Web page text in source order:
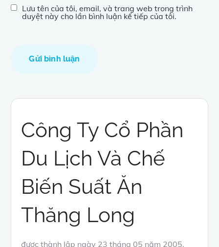
Lưu tên của tôi, email, và trang web trong trình
duyệt này cho lần bình luận kế tiếp của tôi.
Công Ty Cổ Phần
Du Lịch Và Chế
Biến Suất Ăn
Thăng Long
được thành lập ngày 23 tháng 05 năm 2005.